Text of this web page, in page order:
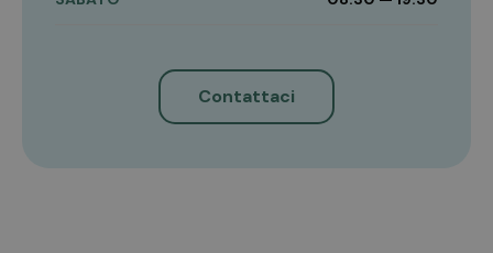
Contattaci